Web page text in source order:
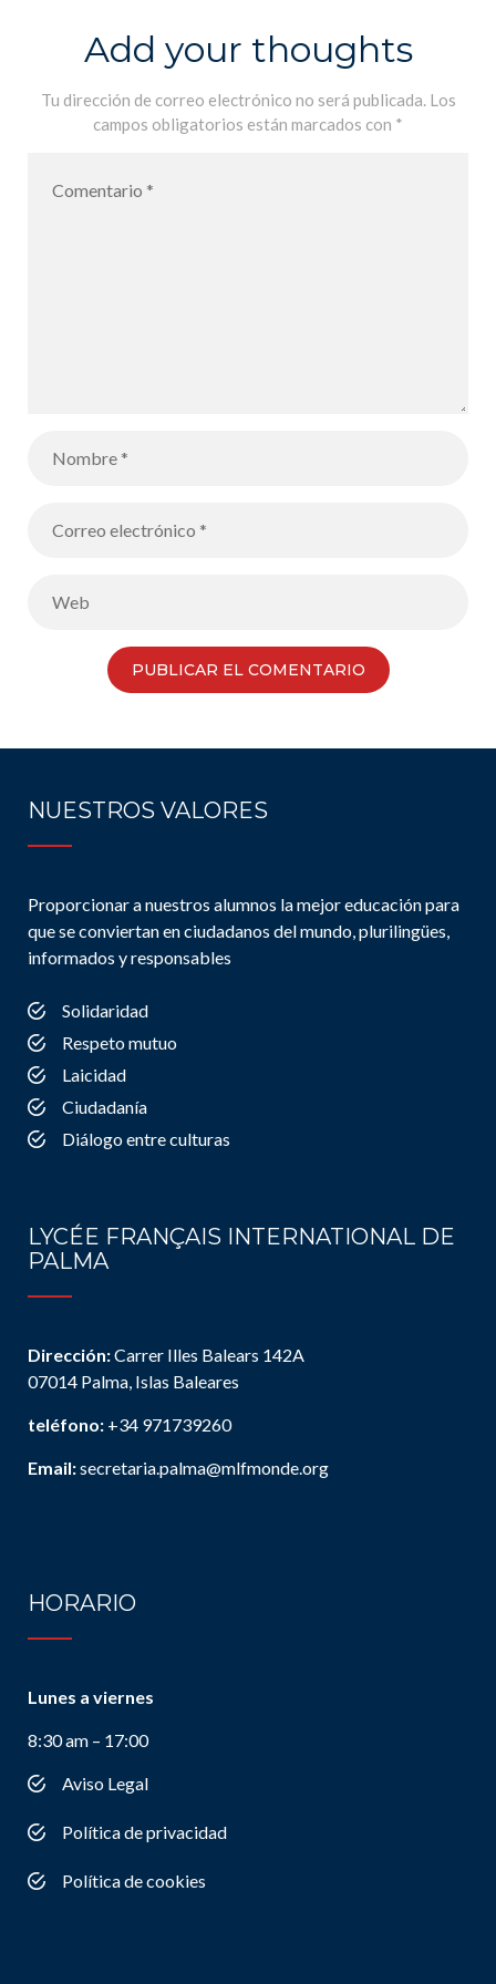
Add your thoughts
Tu dirección de correo electrónico no será publicada. Los
campos obligatorios están marcados con *
NUESTROS VALORES
Proporcionar a nuestros alumnos la mejor educación para
que se conviertan en ciudadanos del mundo, plurilingües,
informados y responsables
Solidaridad
Respeto mutuo
Laicidad
Ciudadanía
Diálogo entre culturas
LYCÉE FRANÇAIS INTERNATIONAL DE
PALMA
Dirección:Carrer Illes Balears 142A
07014 Palma, Islas Baleares
teléfono: +34 971739260
Email:secretaria.palma@mlfmonde.org
HORARIO
Lunes a viernes
8:30 am – 17:00
Aviso Legal
Política de privacidad
Política de cookies